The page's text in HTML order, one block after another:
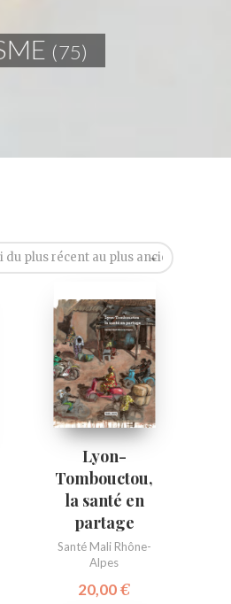
(75)
du plus récent au plus ancien
Lyon-
Tombouctou,
la santé en
partage
Santé Mali Rhône-
Alpes
20,00€